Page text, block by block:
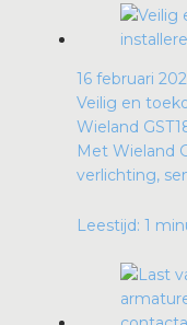
16 februari
Veilig en
Wieland
Met Wieland
verlichting,
Leestijd: 1